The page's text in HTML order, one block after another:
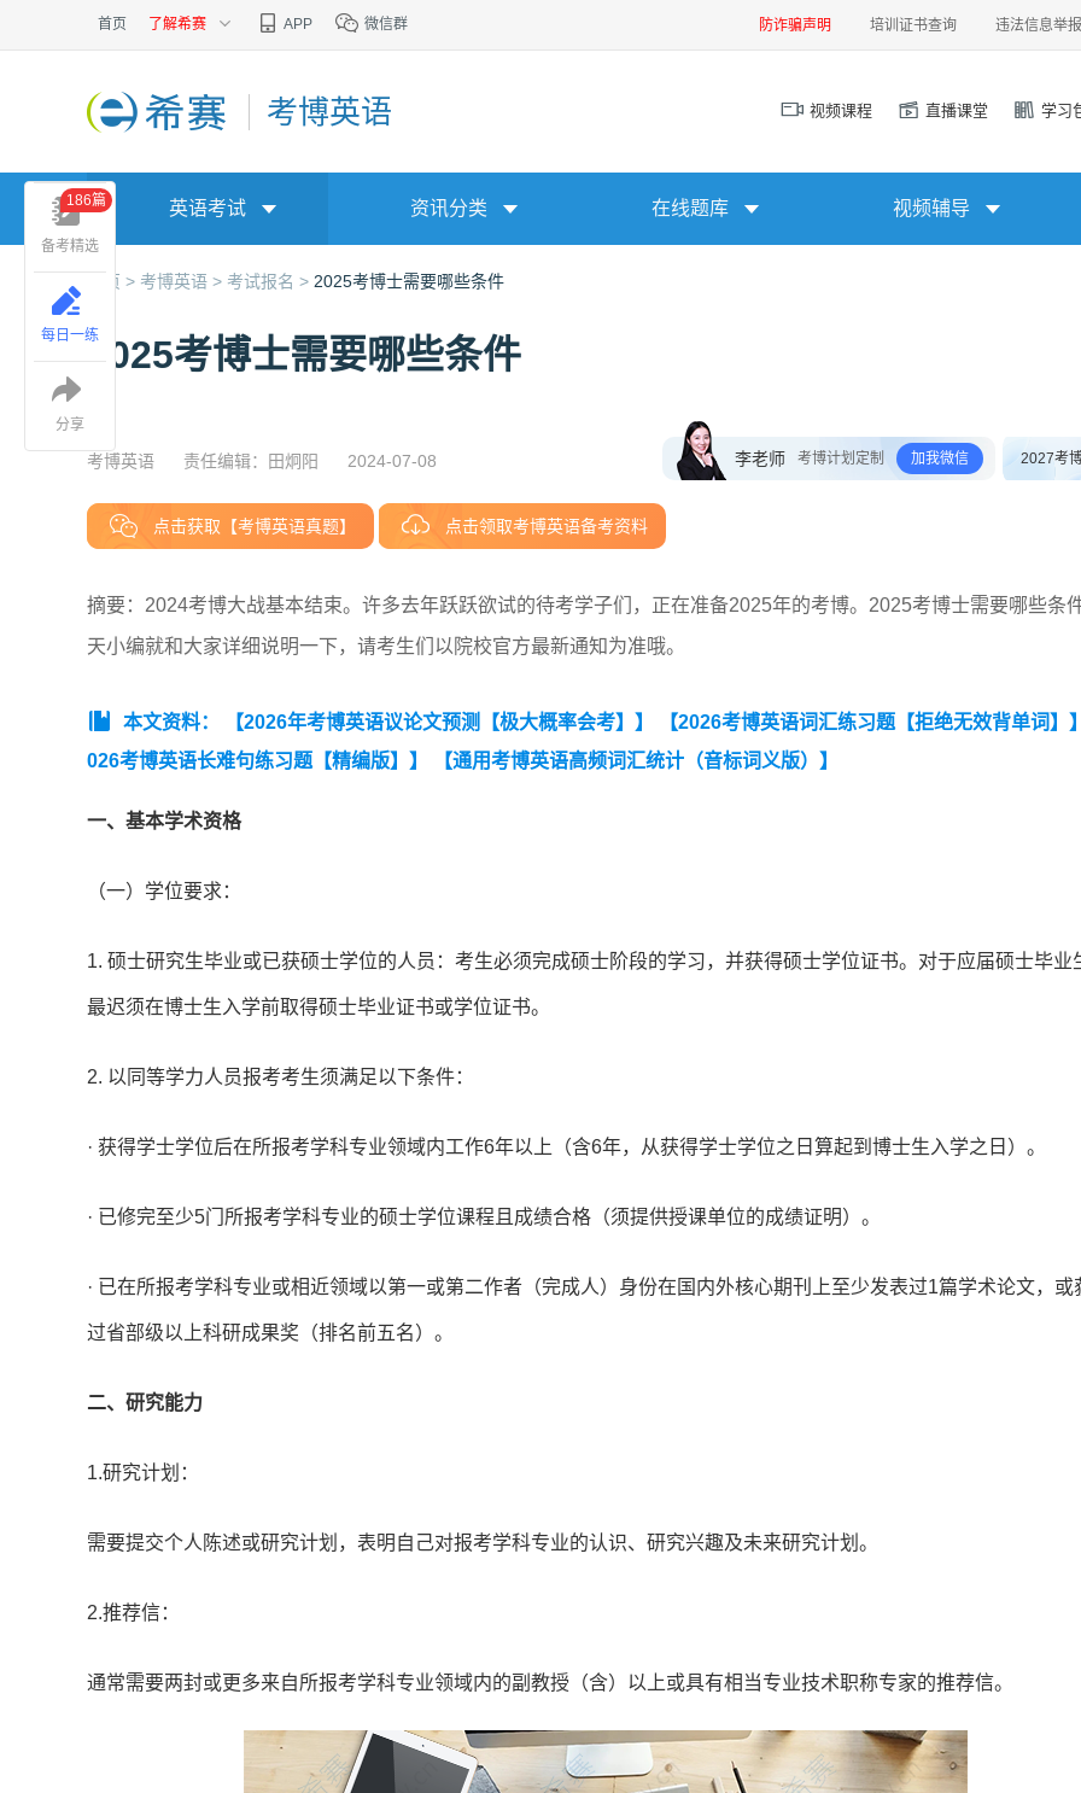
首页 了解希赛 APP 微信群 防诈骗声明 培训证书查询 违法信息举报
考博英语 视频课程 直播课堂 学习
英语考试 资讯分类 在线题库 视频辅导
首页 > 考博英语 > 考试报名 > 2025考博士需要哪些条件
2025考博士需要哪些条件
考博英语 责任编辑：田炯阳 2024-07-08 李老师 考博计划定制 加我微信 2027考
点击获取【考博英语真题】 点击领取考博英语备考资料
摘要：2024考博大战基本结束。许多去年跃跃欲试的待考学子们，正在准备2025年的考博。2025考博士需要哪些条
天小编就和大家详细说明一下，请考生们以院校官方最新通知为准哦。
本文资料： 【2026年考博英语议论文预测【极大概率会考】】
【2026考博英语词汇练习题【拒绝无效背单词】
026考博英语长难句练习题【精编版】】
【通用考博英语高频词汇统计（音标词义版）】
一、基本学术资格
（一）学位要求：
1. 硕士研究生毕业或已获硕士学位的人员：考生必须完成硕士阶段的学习，并获得硕士学位证书。对于应届硕士毕业
最迟须在博士生入学前取得硕士毕业证书或学位证书。
2. 以同等学力人员报考考生须满足以下条件：
· 获得学士学位后在所报考学科专业领域内工作6年以上（含6年，从获得学士学位之日算起到博士生入学之日）。
· 已修完至少5门所报考学科专业的硕士学位课程且成绩合格（须提供授课单位的成绩证明）。
· 已在所报考学科专业或相近领域以第一或第二作者（完成人）身份在国内外核心期刊上至少发表过1篇学术论文，或
过省部级以上科研成果奖（排名前五名）。
二、研究能力
1.研究计划：
需要提交个人陈述或研究计划，表明自己对报考学科专业的认识、研究兴趣及未来研究计划。
2.推荐信：
通常需要两封或更多来自所报考学科专业领域内的副教授（含）以上或具有相当专业技术职称专家的推荐信。
备考精选
186篇
每日一练
分享